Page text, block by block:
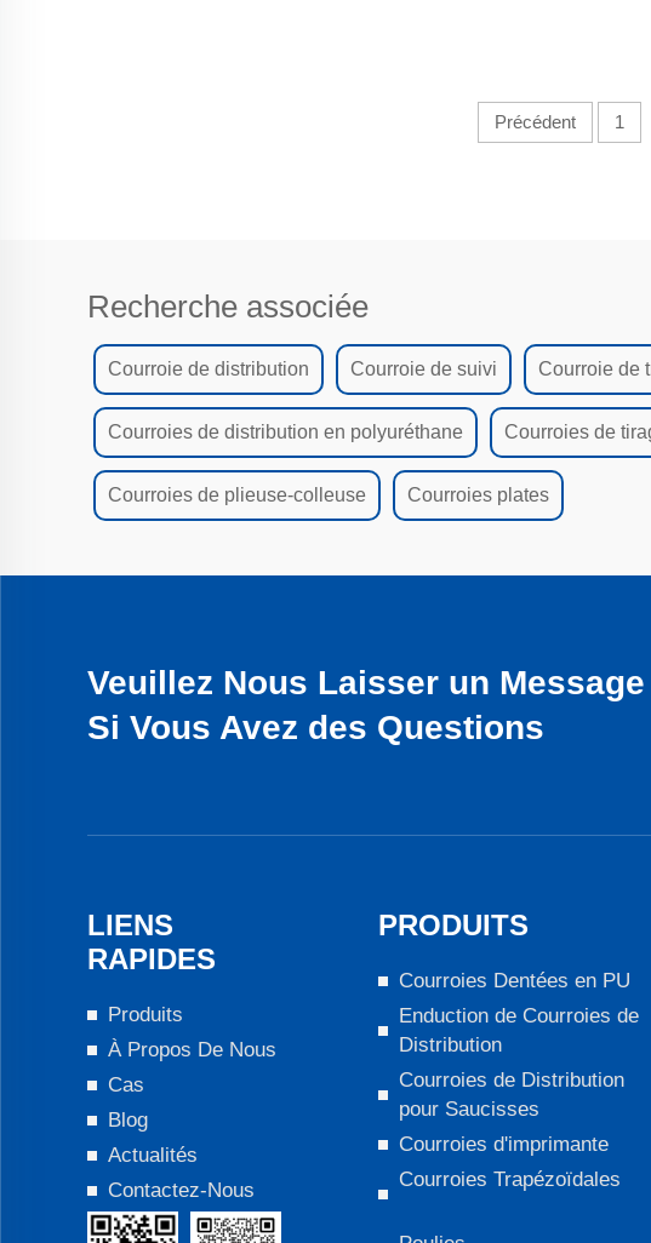
Précédent 1
Recherche associée
Courroie de distribution Courroie de suivi Courroie de
Courroies de distribution en polyuréthane Courroies de
Courroies de plieuse-colleuse Courroies plates
Veuillez Nous Laisser un Message
Si Vous Avez des Questions
LIENS
RAPIDES
Produits
À Propos De Nous
Cas
Blog
Actualités
Contactez-Nous
PRODUITS
Courroies Dentées en PU
Enduction de Courroies de
Distribution
Courroies de Distribution
pour Saucisses
Courroies d'imprimante
Courroies Trapézoïdales